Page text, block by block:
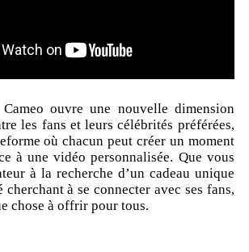
ouvre une nouvelle dimension
les fans et leurs célébrités préférées,
où chacun peut créer un moment
à une vidéo personnalisée. Que vous
à la recherche d’un cadeau unique
à se connecter avec ses fans,
chose à offrir pour tous.